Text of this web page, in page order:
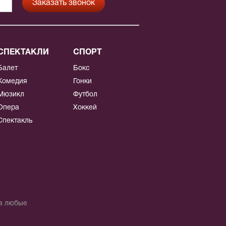
СПОРТ
Бокс
Гонки
Футбол
Хоккей
любые